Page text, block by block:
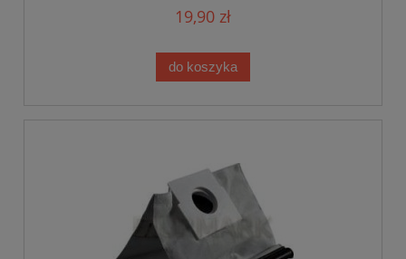
19,90 zł
do koszyka